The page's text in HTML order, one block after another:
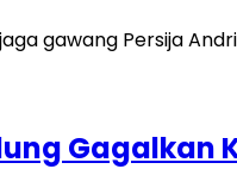
Gagalkan